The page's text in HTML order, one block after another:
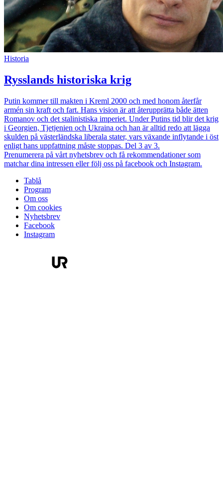
Historia
Rysslands historiska krig
Putin kommer till makten i Kreml 2000 och med honom återfår
armén sin kraft och fart. Hans vision är att återupprätta både ätten
Romanov och det stalinistiska imperiet. Under Putins tid blir det krig
i Georgien, Tjetjenien och Ukraina och han är alltid redo att lägga
skulden på västerländska liberala stater, vars växande inflytande i öst
enligt hans uppfattning måste stoppas. Del 3 av 3.
Prenumerera på vårt nyhetsbrev och få rekommendationer som
matchar dina intressen eller följ oss på facebook och Instagram.
Tablå
Program
Om oss
Om cookies
Nyhetsbrev
Facebook
Instagram